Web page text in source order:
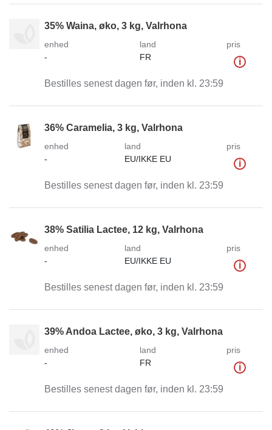
35% Waina, øko, 3 kg, Valrhona
enhed
-
land
FR
pris
i
Bestilles senest dagen før, inden kl. 23:59
36% Caramelia, 3 kg, Valrhona
enhed
-
land
EU/IKKE EU
pris
i
Bestilles senest dagen før, inden kl. 23:59
38% Satilia Lactee, 12 kg, Valrhona
enhed
-
land
EU/IKKE EU
pris
i
Bestilles senest dagen før, inden kl. 23:59
39% Andoa Lactee, øko, 3 kg, Valrhona
enhed
-
land
FR
pris
i
Bestilles senest dagen før, inden kl. 23:59